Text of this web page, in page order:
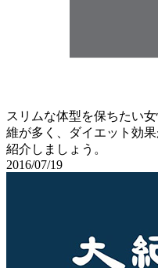
スリムな体型を保ちたい
維が多く、ダイエット効
紹介しましょう。
2016/07/19